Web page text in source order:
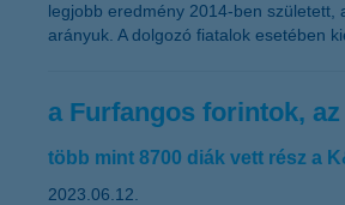
legjobb eredmény 2014-ben
arányuk. A dolgozó fiatalok esetében
a Furfangos forintok,
több mint 8700 diák vett rész a
2023.06.12.